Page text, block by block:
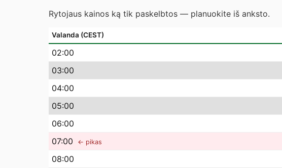
Rytojaus kainos ką tik paskelbtos — planuokite iš anksto.
Valanda (CEST)
02:00
03:00
04:00
05:00
06:00
07:00 ← pikas
08:00